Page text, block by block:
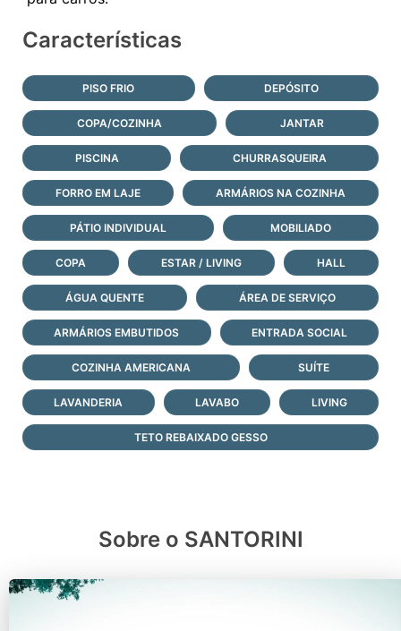
Características
PISO FRIO DEPÓSITO
COPA/COZINHA JANTAR
PISCINA CHURRASQUEIRA
FORRO EM LAJE ARMÁRIOS NA COZINHA
PÁTIO INDIVIDUAL MOBILIADO
COPA ESTAR / LIVING HALL
ÁGUA QUENTE ÁREA DE SERVIÇO
ARMÁRIOS EMBUTIDOS ENTRADA SOCIAL
COZINHA AMERICANA SUÍTE
LAVANDERIA LAVABO LIVING
TETO REBAIXADO GESSO
Sobre o SANTORINI